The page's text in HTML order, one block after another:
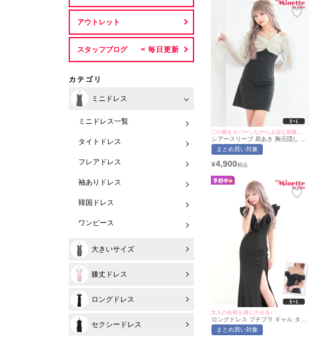
アウトレット
スタッフブログ
カテゴリ
ミニドレス
ミニドレス一覧
タイトドレス
フレアドレス
袖ありドレス
韓国ドレス
ワンピース
大きいサイズ
膝丈ドレス
ロングドレス
セクシードレス
シアースリーブ 肩あき 胸元隠し タ
イト ミニドレス (ひなたまる着
用/S~Lサイズ対応) | myMinette/マ
まとめ買い対象
¥4,900
大人の余裕を感じさせる♪
ロングドレス プチプラ ギャル タイ
ト オフショル セクシー ラウンジ シ
ースルー 谷間 背中魅せ くびれ フリ
まとめ買い対象